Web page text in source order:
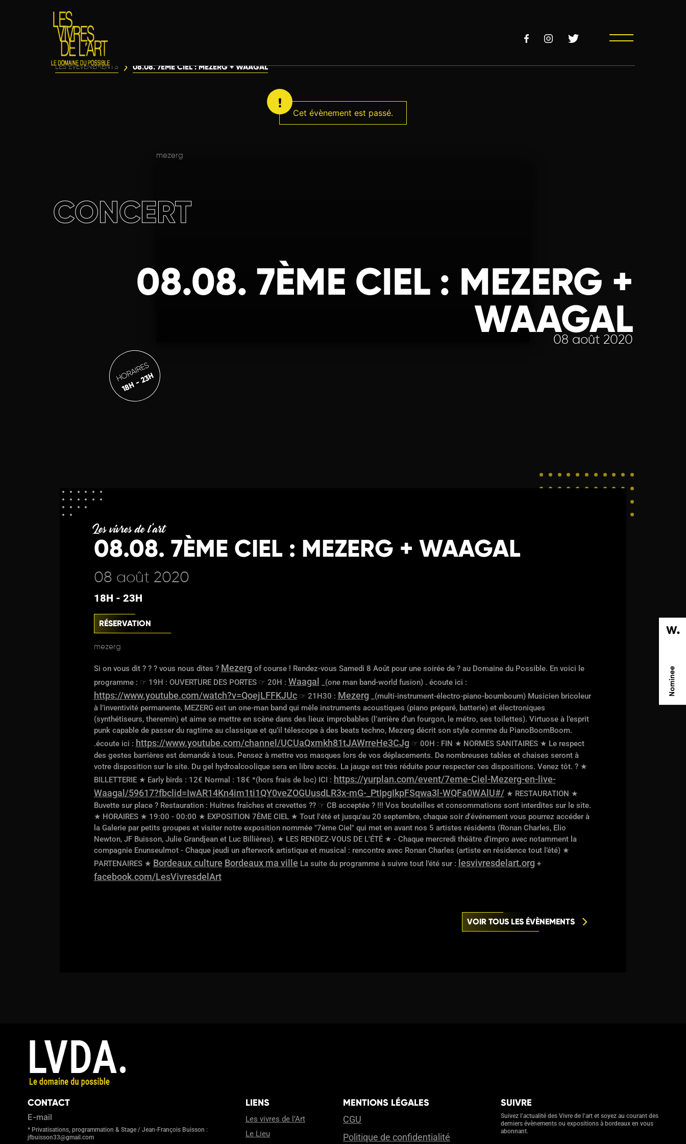
Cet évènement est passé.
LES ÉVÈVENEMENTS 08.08. 7ÈME CIEL : MEZERG + WAAGAL
mezerg
08.08. 7ÈME CIEL : MEZERG +
WAAGAL
08 août 2020
CONCERT
HORAIRES
18H - 23H
Les vivres de l'art
08.08. 7ÈME CIEL : MEZERG + WAAGAL
08 août 2020
18H - 23H
RÉSERVATION
mezerg
Si on vous dit ? ? ? vous nous dites ? Mezerg of course ! Rendez-vous Samedi 8 Août pour une soirée de ? au Domaine du Possible. En voici le
programme : ☞ 19H : OUVERTURE DES PORTES ☞ 20H : Waagal _(one man band-world fusion) . écoute ici :
https://www.youtube.com/watch?v=QoejLFFKJUc☞ 21H30 : Mezerg _(multi-instrument-électro-piano-boumboum) Musicien bricoleur
à l’inventivité permanente, MEZERG est un one-man band qui mêle instruments acoustiques (piano préparé, batterie) et électroniques
(synthétiseurs, theremin) et aime se mettre en scène dans des lieux improbables (l’arrière d’un fourgon, le métro, ses toilettes). Virtuose à l’esprit
punk capable de passer du ragtime au classique et qu’il télescope à des beats techno, Mezerg décrit son style comme du PianoBoomBoom.
.écoute ici : https://www.youtube.com/channel/UCUaQxmkh81tJAWrreHe3CJg ☞ 00H : FIN ★ NORMES SANITAIRES ★ Le respect
des gestes barrières est demandé à tous. Pensez à mettre vos masques lors de vos déplacements. De nombreuses tables et chaises seront à
votre disposition sur le site. Du gel hydroalcoolique sera en libre accès. La jauge est très réduite pour respecter ces dispositions. Venez tôt. ? ★
BILLETTERIE ★ Early birds : 12€ Normal : 18€ *(hors frais de loc) ICI : https://yurplan.com/event/7eme-Ciel-Mezerg-en-live-
Waagal/59617?fbclid=IwAR14Kn4im1ti1QY0veZOGUusdLR3x-mG-_PtIpgIkpFSqwa3l-WQFa0WAlU#/ ★ RESTAURATION ★
Buvette sur place ? Restauration : Huitres fraîches et crevettes ?? ☞ CB acceptée ? !!! Vos bouteilles et consommations sont interdites sur le site.
★ HORAIRES ★ 19:00 - 00:00 ★ EXPOSITION 7ÈME CIEL ★ Tout l'été et jusqu'au 20 septembre, chaque soir d'événement vous pourrez accéder à
la Galerie par petits groupes et visiter notre exposition nommée "7ème Ciel" qui met en avant nos 5 artistes résidents (Ronan Charles, Elio
Newton, JF Buisson, Julie Grandjean et Luc Billières). ★ LES RENDEZ-VOUS DE L'ÉTÉ ★ - Chaque mercredi théâtre d’impro avec notamment la
compagnie Enunseulmot - Chaque jeudi un afterwork artistique et musical : rencontre avec Ronan Charles (artiste en résidence tout l’été) ★
PARTENAIRES ★ Bordeaux culture Bordeaux ma ville La suite du programme à suivre tout l’été sur : lesvivresdelart.org +
facebook.com/LesVivresdelArt
VOIR TOUS LES ÉVÈNEMENTS
CONTACT
E-mail
* Privatisations, programmation & Stage / Jean-François Buisson :
jfbuisson33@gmail.com
LIENS
Les vivres de l’Art
Le Lieu
MENTIONS LÉGALES
CGU
Politique de confidentialité
SUIVRE
Suivez l’actualité des Vivre de l’art et soyez au courant des
derniers évènements ou expositions à bordeaux en vous
abonnant.